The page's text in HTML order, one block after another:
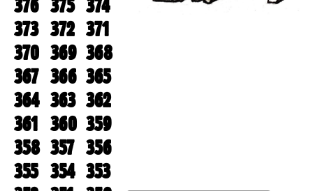
376 375 374
373 372 371
370 369 368
367 366 365
364 363 362
361 360 359
358 357 356
355 354 353